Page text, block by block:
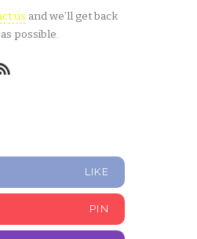
us and we’ll get back
possible.
LIKE
PIN